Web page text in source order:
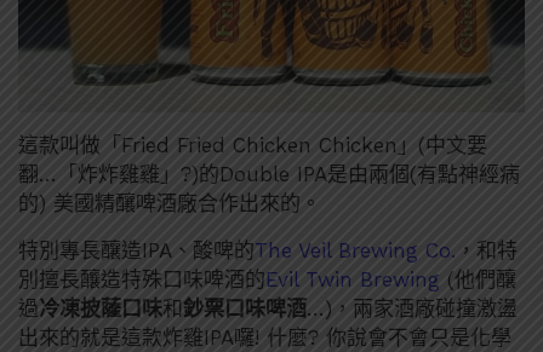
這款叫做「Fried Fried Chicken Chicken」(中文要
翻…「炸炸雞雞」?)的Double IPA是由兩個(有點神經病
的) 美國精釀啤酒廠合作出來的。
特別專長釀造IPA、酸啤的The Veil Brewing Co. ，和特
別擅長釀造特殊口味啤酒的Evil Twin Brewing (他們釀
過冷凍披薩口味和鈔票口味啤酒…)，兩家酒廠碰撞激盪
出來的就是這款炸雞IPA囉! 什麼? 你說會不會只是化學